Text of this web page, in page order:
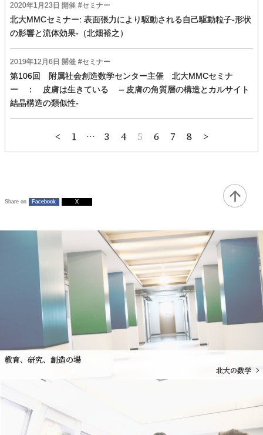
2020年1 月23日 開催 セミナー
北大MMCセミナー: 表面張力により駆動される自己駆動粒子-形状
の影響と流体効果-（北畑裕之）
2019年12 月6日 開催 セミナー
第106回 附属社会創造数学センター主催 北大MMCセミナ
ー ： 皮膚は生きている – 皮膚の角質層の構造とカルサイト
結晶構造の類似性-
ペ
1 … 3 4 5 6 7 8
Share on Facebook X
教育、研究、創造の場
北大の数学